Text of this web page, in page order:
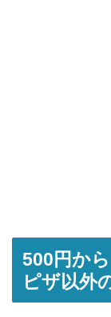
500円か
ピザ以外